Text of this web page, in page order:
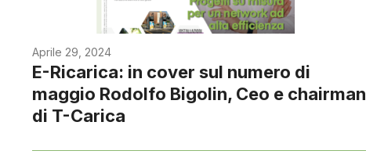
Aprile 29, 2024
E-Ricarica: in cover sul numero di
maggio Rodolfo Bigolin, Ceo e chairman
di T-Carica